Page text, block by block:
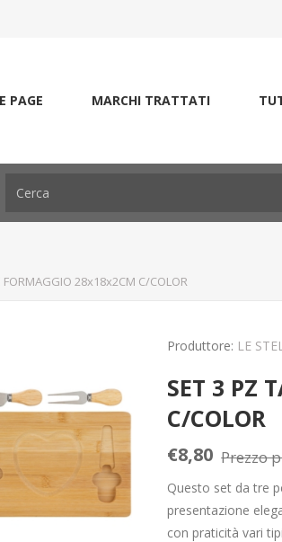
PAGE MARCHI TRATTATI
FORMAGGIO 28x18x2CM C/COLOR
Produttore: LE
SET 3 PZ
C/COLOR
€8,80 Prezzo
Questo set da tre
presentazione
con praticità vari